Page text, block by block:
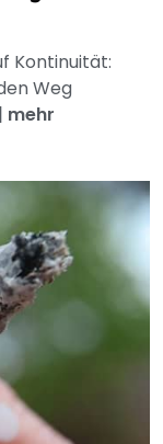
Kontinuität:
Weg
| mehr